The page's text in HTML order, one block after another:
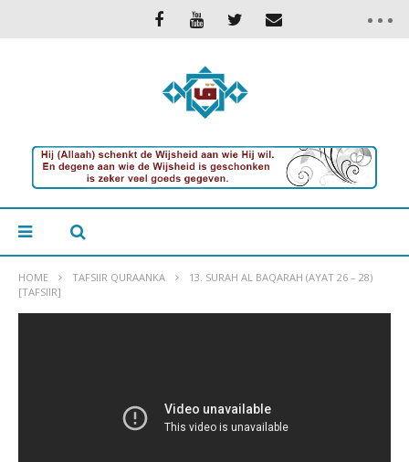
HOME TAFSIIR QURAANKA
13. SURAH AL BAQARAH (AYAT 26 – 28)
[TAFSIIR]